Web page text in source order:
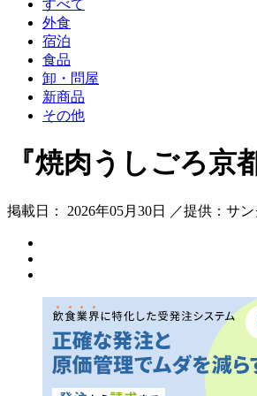
すべて
外食
宿泊
食品
卸・問屋
新商品
その他
『焼肉うしごろ京
掲載日： 2026年05月30日 ／提供：サ